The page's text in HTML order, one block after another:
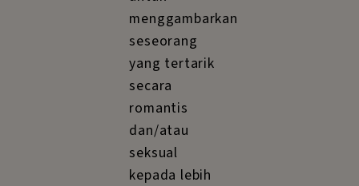
menggambarkan
seseorang
yang tertarik
secara
romantis
dan/atau
seksual
kepada lebih